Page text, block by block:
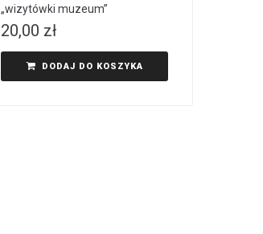
„wizytówki muzeum”
20,00 zł
DODAJ DO KOSZYKA